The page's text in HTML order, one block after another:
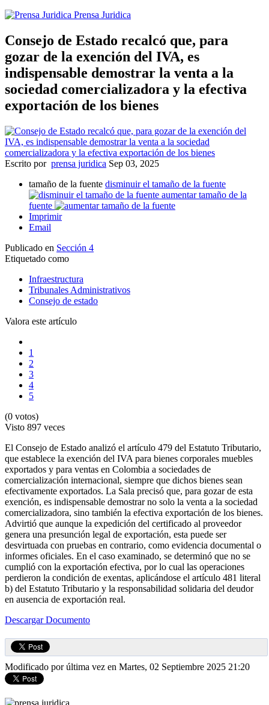
Prensa Juridica
Consejo de Estado recalcó que, para
gozar de la exención del IVA, es
indispensable demostrar la venta a la
sociedad comercializadora y la efectiva
exportación de los bienes
Escrito por prensa juridica Sep 03, 2025
tamaño de la fuente disminuir el tamaño de la fuente
aumentar tamaño de la
fuente
Imprimir
Email
Publicado en Sección 4
Etiquetado como
Infraestructura
Tribunales Administrativos
Consejo de estado
Valora este artículo
1
2
3
4
5
(0 votos)
Visto 897 veces
El Consejo de Estado analizó el artículo 479 del Estatuto Tributario,
que establece la exención del IVA para bienes corporales muebles
exportados y para ventas en Colombia a sociedades de
comercialización internacional, siempre que dichos bienes sean
efectivamente exportados. La Sala precisó que, para gozar de esta
exención, es indispensable demostrar no solo la venta a la sociedad
comercializadora, sino también la efectiva exportación de los bienes.
Advirtió que aunque la expedición del certificado al proveedor
genera una presunción legal de exportación, esta puede ser
desvirtuada con pruebas en contrario, como evidencia documental o
informes oficiales. En el caso examinado, se determinó que no se
cumplió con la exportación efectiva, por lo cual las operaciones
perdieron la condición de exentas, aplicándose el artículo 481 literal
b) del Estatuto Tributario y la responsabilidad solidaria del deudor
en ausencia de exportación real.
Descargar Documento
Modificado por última vez en Martes, 02 Septiembre 2025 21:20